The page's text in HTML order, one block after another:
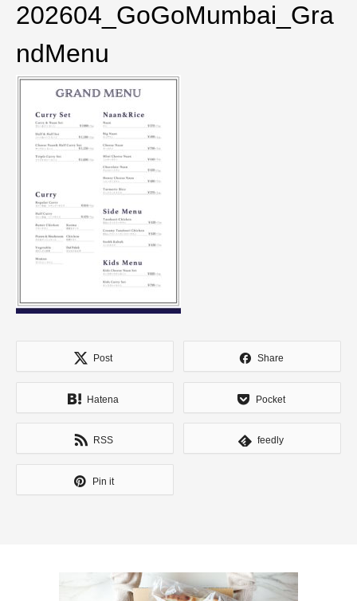
202604_GoGoMumbai_Gra
ndMenu
Post Share
Hatena Pocket
RSS feedly
Pin it